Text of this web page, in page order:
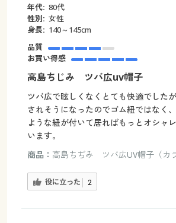
年代: 80代
性別: 女性
身長: 140～145cm
品質
お買い得感
高島ちじみ ツバ広uv帽子
ツバ広で眩しくなくとても快適でした
されそうになったのでゴム紐ではなく
ような紐が付いて居ればもっとオシャ
います。
商品： 高島ちぢみ ツバ広UV帽子（カ
役に立った 2